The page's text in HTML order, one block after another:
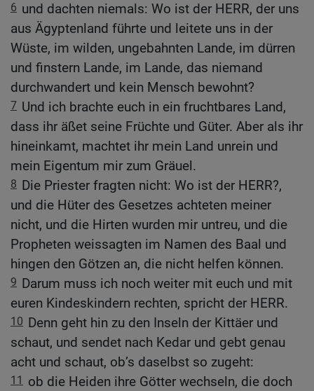
6 und dachten niemals: Wo ist der HERR, der uns
aus Ägyptenland führte und leitete uns in der
Wüste, im wilden, ungebahnten Lande, im dürren
und finstern Lande, im Lande, das niemand
durchwandert und kein Mensch bewohnt?
7 Und ich brachte euch in ein fruchtbares Land,
dass ihr äßet seine Früchte und Güter. Aber als ihr
hineinkamt, machtet ihr mein Land unrein und
mein Eigentum mir zum Gräuel.
8 Die Priester fragten nicht: Wo ist der HERR?,
und die Hüter des Gesetzes achteten meiner
nicht, und die Hirten wurden mir untreu, und die
Propheten weissagten im Namen des Baal und
hingen den Götzen an, die nicht helfen können.
9 Darum muss ich noch weiter mit euch und mit
euren Kindeskindern rechten, spricht der HERR.
10 Denn geht hin zu den Inseln der Kittäer und
schaut, und sendet nach Kedar und gebt genau
acht und schaut, ob’s daselbst so zugeht:
11
ob die Heiden ihre Götter wechseln, die doch